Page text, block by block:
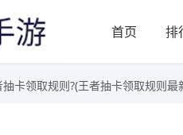
首页 排
卡领取规则?(王者抽卡领取规则最